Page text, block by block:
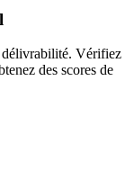
délivrabilité. Vérifiez
des scores de